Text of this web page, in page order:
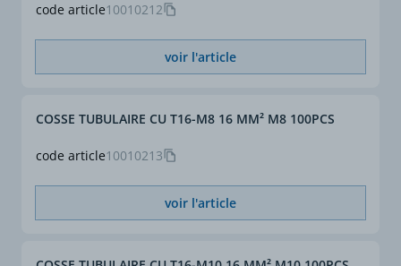
code article10010212
voir l'article
code article10010213
COSSE TUBULAIRE CU T16-M8 16 MM² M8 100PCS
voir l'article